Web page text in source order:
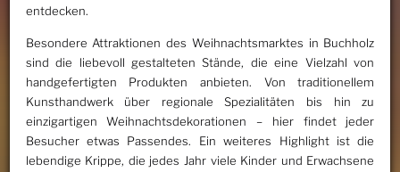
entdecken.
Besondere Attraktionen des Weihnachtsmarktes in Buchholz
sind die liebevoll gestalteten Stände, die eine Vielzahl von
handgefertigten Produkten anbieten. Von traditionellem
Kunsthandwerk über regionale Spezialitäten bis hin zu
einzigartigen Weihnachtsdekorationen – hier findet jeder
Besucher etwas Passendes. Ein weiteres Highlight ist die
lebendige Krippe, die jedes Jahr viele Kinder und Erwachsene